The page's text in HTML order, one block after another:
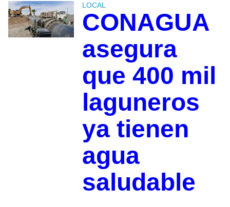
LOCAL
CONAGUA
asegura
que 400 mil
laguneros
ya tienen
agua
saludable